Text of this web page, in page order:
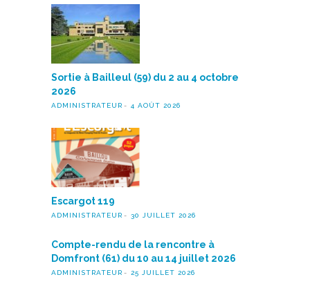
Sortie à Bailleul (59) du 2 au 4 octobre
2026
ADMINISTRATEUR 4 AOÛT 2026
Escargot 119
ADMINISTRATEUR 30 JUILLET 2026
Compte-rendu de la rencontre à
Domfront (61) du 10 au 14 juillet 2026
ADMINISTRATEUR 25 JUILLET 2026